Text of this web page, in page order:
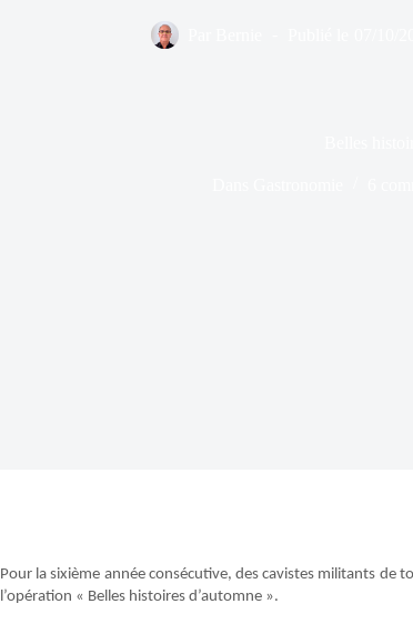
Pour la sixième année consécutive, des cavistes militants de
l’opération « Belles histoires d’automne ».